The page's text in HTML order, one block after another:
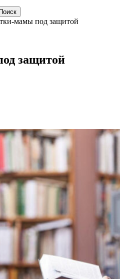
мамы под защитой
защитой